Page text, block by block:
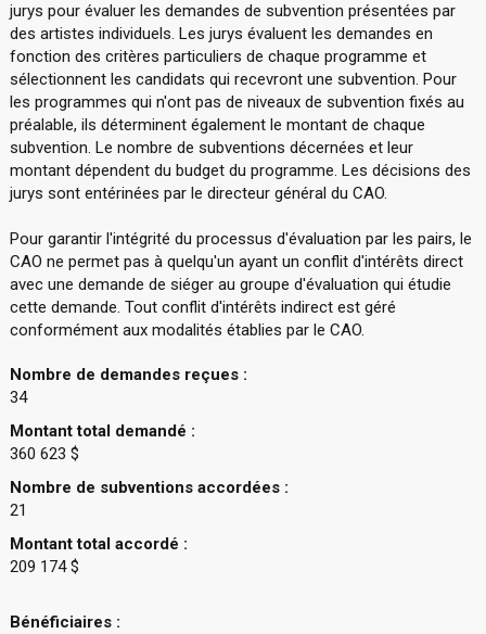
jurys pour évaluer les demandes de subvention présentées par
des artistes individuels. Les jurys évaluent les demandes en
fonction des critères particuliers de chaque programme et
sélectionnent les candidats qui recevront une subvention. Pour
les programmes qui n'ont pas de niveaux de subvention fixés au
préalable, ils déterminent également le montant de chaque
subvention. Le nombre de subventions décernées et leur
montant dépendent du budget du programme. Les décisions des
jurys sont entérinées par le directeur général du CAO.
Pour garantir l'intégrité du processus d'évaluation par les pairs, le
CAO ne permet pas à quelqu'un ayant un conflit d'intérêts direct
avec une demande de siéger au groupe d'évaluation qui étudie
cette demande. Tout conflit d'intérêts indirect est géré
conformément aux modalités établies par le CAO.
Nombre de demandes reçues :
34
Montant total demandé :
360 623 $
Nombre de subventions accordées :
21
Montant total accordé :
209 174 $
Bénéficiaires :